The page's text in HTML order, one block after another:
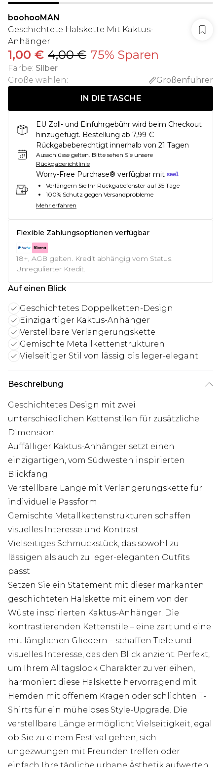
boohooMAN
Geschichtete Halskette Mit Kaktus-
Anhänger
1,00 € 4,00 € 75% Sparen
Farbe: Silber
Größe wählen:
Größenführer
IN DIE TASCHE
EU Zoll- und Einfuhrgebühr wird beim Checkout
hinzugefügt. Bestellung ab 7,99 €
Rückgabeberechtigt innerhalb von 21 Tagen
Ausschlüsse gelten. Bitte sehen Sie unsere
Rückgaberichtlinie
Worry-Free Purchase® verfügbar mit
Verlängern Sie Ihr Rückgabefenster auf 35 Tage
100% Schutz gegen Versandprobleme
Mehr erfahren
Flexible Zahlungsoptionen verfügbar
18+, AGB gelten. Kredit abhängig vom Status.
Unregulierter Kredit.
Auf einen Blick
Geschichtetes Doppelketten-Design
Einzigartiger Kaktus-Anhänger
Verstellbare Verlängerungskette
Gemischte Metallkettenstrukturen
Vielseitiger Stil von lässig bis leger-elegant
Beschreibung
Geschichtetes Design mit zwei
unterschiedlichen Kettenstilen für zusätzliche
Dimension
Auffälliger Kaktus-Anhänger setzt einen
einzigartigen, vom Südwesten inspirierten
Blickfang
Verstellbare Länge mit Verlängerungskette für
individuelle Passform
Gemischte Metallkettenstrukturen schaffen
visuelles Interesse und Kontrast
Vielseitiges Schmuckstück, das sowohl zu
lässigen als auch zu leger-eleganten Outfits
passt
Setzen Sie ein Statement mit dieser markanten
geschichteten Halskette mit einem von der
Wüste inspirierten Kaktus-Anhänger. Die
kontrastierenden Kettenstile – eine zart und eine
mit länglichen Gliedern – schaffen Tiefe und
visuelles Interesse, das den Blick anzieht. Perfekt,
um Ihrem Alltagslook Charakter zu verleihen,
harmoniert diese Halskette hervorragend mit
Hemden mit offenem Kragen oder schlichten T-
Shirts für ein müheloses Style-Upgrade. Die
verstellbare Länge ermöglicht Vielseitigkeit, egal
ob Sie zu einem Festival gehen, sich
ungezwungen mit Freunden treffen oder